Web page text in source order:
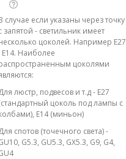
случае если указаны через точку
запятой - светильник имеет
цоколей. Например E27
E14. Наиболее
цоколями
люстр, подвесов и т.д - E27
цоколь под лампы с
E14 (миньон)
спотов (точечного света) -
G5.3, GU5.3, GX5.3, G9, G4,